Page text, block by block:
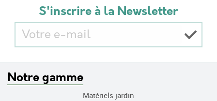
S'inscrire à la Newsletter
Notre gamme
Matériels jardin